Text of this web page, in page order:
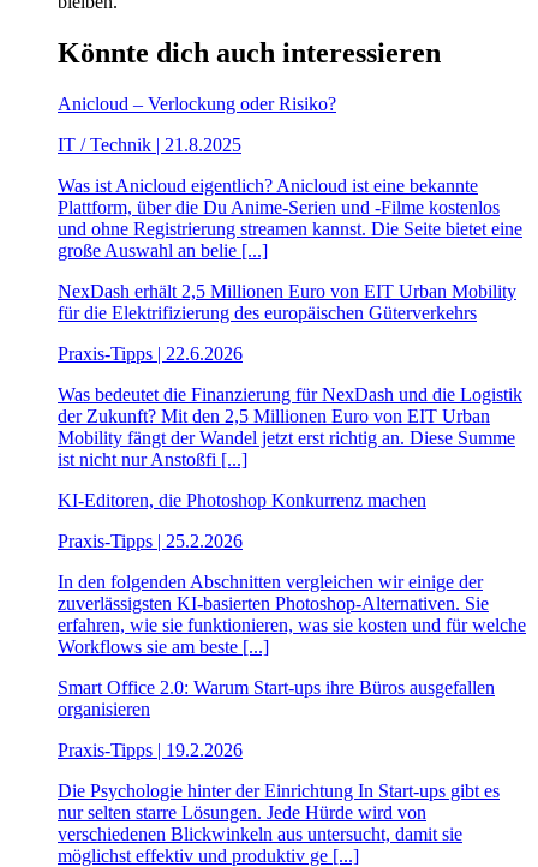
Könnte dich auch interessieren
Anicloud – Verlockung oder Risiko?
IT / Technik | 21.8.2025
Was ist Anicloud eigentlich? Anicloud ist eine bekannte
Plattform, über die Du Anime-Serien und -Filme kostenlos
und ohne Registrierung streamen kannst. Die Seite bietet eine
große Auswahl an belie [...]
NexDash erhält 2,5 Millionen Euro von EIT Urban Mobility
für die Elektrifizierung des europäischen Güterverkehrs
Praxis-Tipps | 22.6.2026
Was bedeutet die Finanzierung für NexDash und die Logistik
der Zukunft? Mit den 2,5 Millionen Euro von EIT Urban
Mobility fängt der Wandel jetzt erst richtig an. Diese Summe
ist nicht nur Anstoßfi [...]
KI-Editoren, die Photoshop Konkurrenz machen
Praxis-Tipps | 25.2.2026
In den folgenden Abschnitten vergleichen wir einige der
zuverlässigsten KI-basierten Photoshop-Alternativen. Sie
erfahren, wie sie funktionieren, was sie kosten und für welche
Workflows sie am beste [...]
Smart Office 2.0: Warum Start-ups ihre Büros ausgefallen
organisieren
Praxis-Tipps | 19.2.2026
Die Psychologie hinter der Einrichtung In Start-ups gibt es
nur selten starre Lösungen. Jede Hürde wird von
verschiedenen Blickwinkeln aus untersucht, damit sie
möglichst effektiv und produktiv ge [...]